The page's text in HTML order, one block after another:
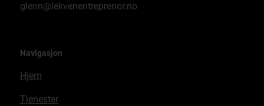
glenn@lekvenentreprenor.no
Navigasjon
Hjem
Tjenester